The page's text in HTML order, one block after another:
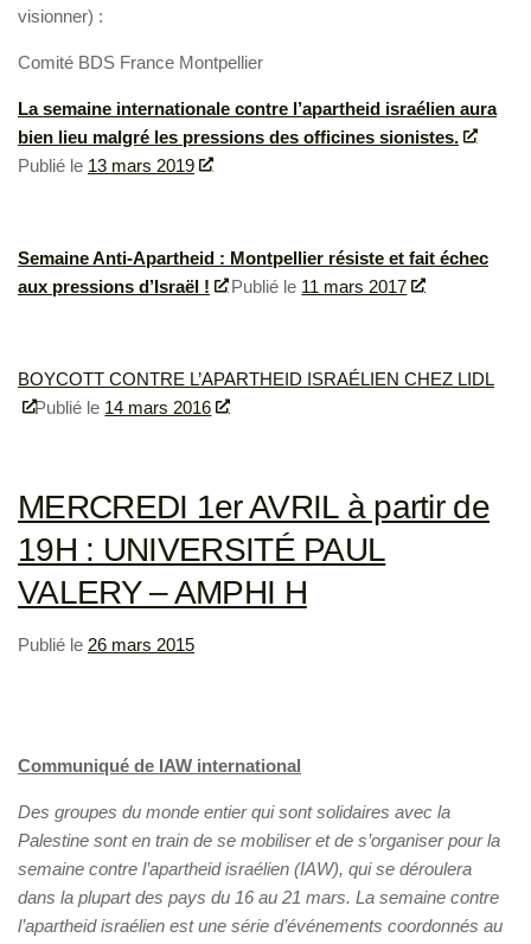
visionner) :
Comité BDS France Montpellier
La semaine internationale contre l’apartheid israélien aura
bien lieu malgré les pressions des officines sionistes.
Publié le 13 mars 2019
Semaine Anti-Apartheid : Montpellier résiste et fait échec
aux pressions d’Israël !
Publié le 11 mars 2017
BOYCOTT CONTRE L’APARTHEID ISRAÉLIEN CHEZ LIDL
Publié le 14 mars 2016
MERCREDI 1er AVRIL à partir de
19H : UNIVERSITÉ PAUL
VALERY – AMPHI H
Publié le 26 mars 2015
Communiqué de IAW international
Des groupes du monde entier qui sont solidaires avec la
Palestine sont en train de se mobiliser et de s’organiser pour la
semaine contre l’apartheid israélien (IAW), qui se déroulera
dans la plupart des pays du 16 au 21 mars. La semaine contre
l’apartheid israélien est une série d’événements coordonnés au